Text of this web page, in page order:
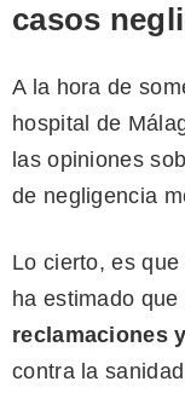
casos
A la hora de
hospital de
las opiniones
de negligencia
Lo cierto, es
ha estimado
reclamaciones
contra la